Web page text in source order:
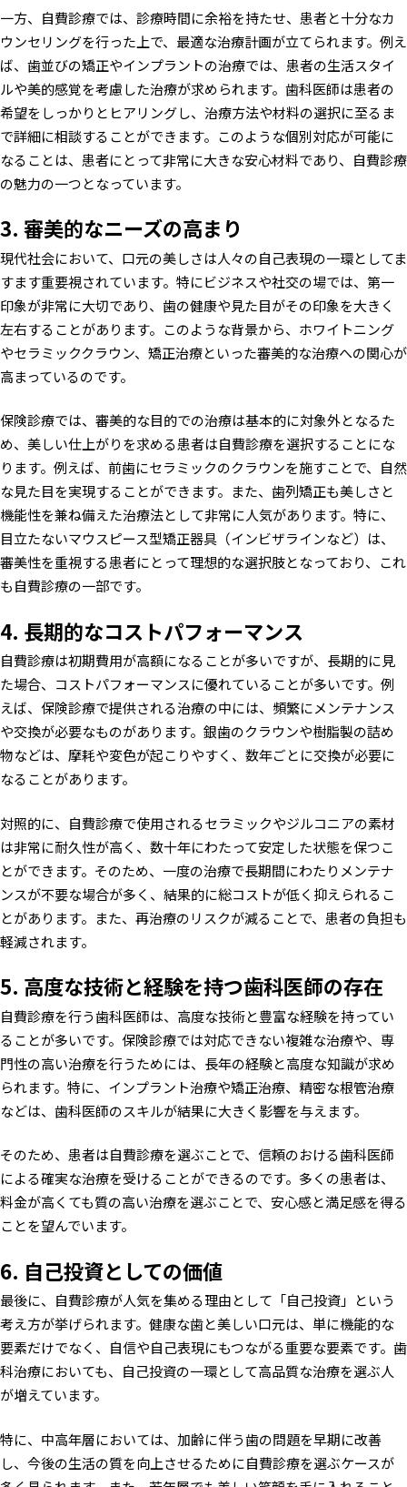
一方、自費診療では、診療時間に余裕を持たせ、患者と十分なカ
ウンセリングを行った上で、最適な治療計画が立てられます。例え
ば、歯並びの矯正やインプラントの治療では、患者の生活スタイ
ルや美的感覚を考慮した治療が求められます。歯科医師は患者の
希望をしっかりとヒアリングし、治療方法や材料の選択に至るま
で詳細に相談することができます。このような個別対応が可能に
なることは、患者にとって非常に大きな安心材料であり、自費診療
の魅力の一つとなっています。
3. 審美的なニーズの高まり
現代社会において、口元の美しさは人々の自己表現の一環としてま
すます重要視されています。特にビジネスや社交の場では、第一
印象が非常に大切であり、歯の健康や見た目がその印象を大きく
左右することがあります。このような背景から、ホワイトニング
やセラミッククラウン、矯正治療といった審美的な治療への関心が
高まっているのです。
保険診療では、審美的な目的での治療は基本的に対象外となるた
め、美しい仕上がりを求める患者は自費診療を選択することにな
ります。例えば、前歯にセラミックのクラウンを施すことで、自然
な見た目を実現することができます。また、歯列矯正も美しさと
機能性を兼ね備えた治療法として非常に人気があります。特に、
目立たないマウスピース型矯正器具（インビザラインなど）は、
審美性を重視する患者にとって理想的な選択肢となっており、これ
も自費診療の一部です。
4. 長期的なコストパフォーマンス
自費診療は初期費用が高額になることが多いですが、長期的に見
た場合、コストパフォーマンスに優れていることが多いです。例
えば、保険診療で提供される治療の中には、頻繁にメンテナンス
や交換が必要なものがあります。銀歯のクラウンや樹脂製の詰め
物などは、摩耗や変色が起こりやすく、数年ごとに交換が必要に
なることがあります。
対照的に、自費診療で使用されるセラミックやジルコニアの素材
は非常に耐久性が高く、数十年にわたって安定した状態を保つこ
とができます。そのため、一度の治療で長期間にわたりメンテナ
ンスが不要な場合が多く、結果的に総コストが低く抑えられるこ
とがあります。また、再治療のリスクが減ることで、患者の負担も
軽減されます。
5. 高度な技術と経験を持つ歯科医師の存在
自費診療を行う歯科医師は、高度な技術と豊富な経験を持ってい
ることが多いです。保険診療では対応できない複雑な治療や、専
門性の高い治療を行うためには、長年の経験と高度な知識が求め
られます。特に、インプラント治療や矯正治療、精密な根管治療
などは、歯科医師のスキルが結果に大きく影響を与えます。
そのため、患者は自費診療を選ぶことで、信頼のおける歯科医師
による確実な治療を受けることができるのです。多くの患者は、
料金が高くても質の高い治療を選ぶことで、安心感と満足感を得る
ことを望んでいます。
6. 自己投資としての価値
最後に、自費診療が人気を集める理由として「自己投資」という
考え方が挙げられます。健康な歯と美しい口元は、単に機能的な
要素だけでなく、自信や自己表現にもつながる重要な要素です。歯
科治療においても、自己投資の一環として高品質な治療を選ぶ人
が増えています。
特に、中高年層においては、加齢に伴う歯の問題を早期に改善
し、今後の生活の質を向上させるために自費診療を選ぶケースが